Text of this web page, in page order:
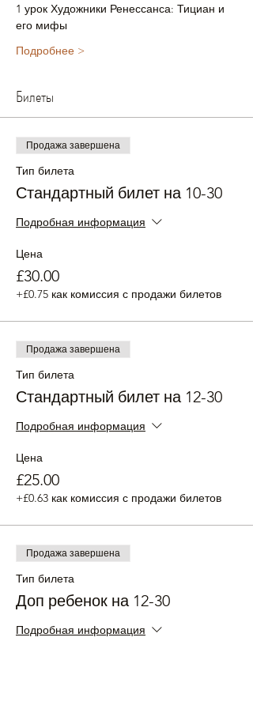
1 урок Художники Ренессанса: Тициан и
его мифы
Подробнее >
Билеты
Продажа завершена
Тип билета
Стандартный билет на 10-30
Подробная информация
Цена
£30.00
+£0.75 как комиссия с продажи билетов
Продажа завершена
Тип билета
Стандартный билет на 12-30
Подробная информация
Цена
£25.00
+£0.63 как комиссия с продажи билетов
Продажа завершена
Тип билета
Доп ребенок на 12-30
Подробная информация